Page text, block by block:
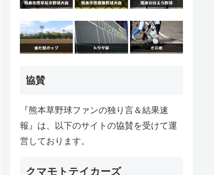
協賛
『熊本草野球ファンの独り言＆結果速
報』は、以下のサイトの協賛を受けて運
営しております。
クマモトテイカーズ